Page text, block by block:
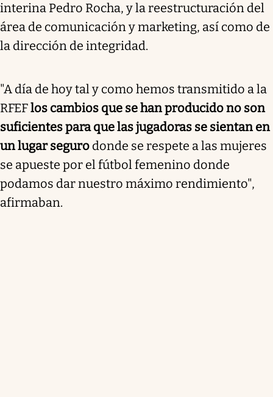
interina Pedro Rocha, y la reestructuración del
área de comunicación y marketing, así como de
la dirección de integridad.
"A día de hoy tal y como hemos transmitido a la
RFEFlos cambios que se han producido no son
suficientes para que las jugadoras se sientan en
un lugar seguro donde se respete a las mujeres
se apueste por el fútbol femenino donde
podamos dar nuestro máximo rendimiento",
afirmaban.